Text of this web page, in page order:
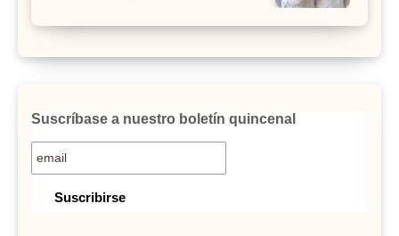
Suscríbase a nuestro boletín quincenal